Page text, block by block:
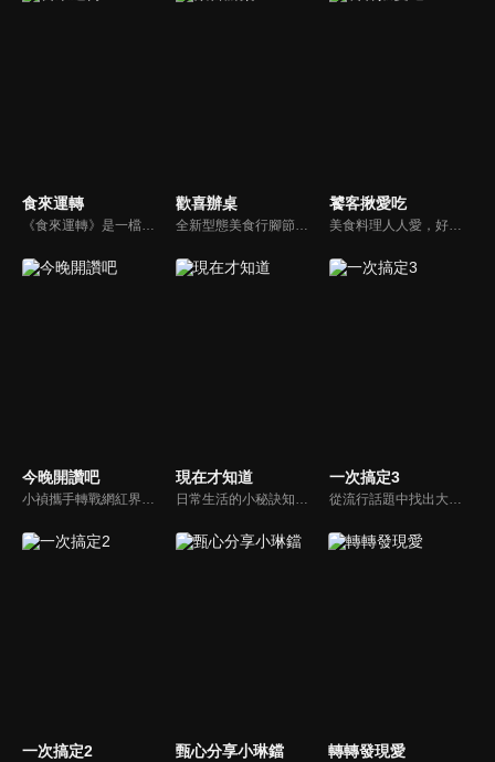
食來運轉
《食來運轉》是一檔有關美食的節目。節目恪守貼近生活、生動有趣的創作目標，以介紹美食為主題的表現形式，達到「美食娛樂生活」的目的；以輕鬆詼諧、生鮮獨特的藝術形式，結交八方廚藝精英、挖掘美食秘門絕技。五湖四海，美味珍饈，探求美食新境界，為觀眾提供活色生香的視聽文化盛宴。
歡喜辦桌
全新型態美食行腳節目，透過「歡喜冰箱」到各地蒐集愛心食材後，邀請鄉親朋友一起參與，傳達惜物愛物觀念，同時為各行各業勞動者煮食打氣，讓觀眾朋友們對於那些默默為台灣付出的人們，有更一層的認識及了解。
饕客揪愛吃
美食料理人人愛，好吃的東西就要與好朋友分享！3分鐘時間，帶您探索必吃好味道。
今晚開讚吧
小禎攜手轉戰網紅界獲好評的羅時豐主持綜藝節目《今晚開讚吧》，節目嘗試創新互動式節目，帶動討論時事及創新的議題，打破傳統的談話模式，進而更貼近網路群眾。
現在才知道
日常生活的小秘訣知多少？由理財專家賴憲政、美麗人妻季芹，用貼近民心的實際案例、最新時事的話題來分析研討，讓你了解生活中的理財消費、民生、旅遊等問題。
一次搞定3
從流行話題中找出大眾關心的、正在煩惱的問題，由台灣好媳婦佩甄與日本型男風田親身實驗，替觀眾解決生活的大小事，傳授生活密技讓你「一次搞定」！
一次搞定2 甄心分享小琳鐺 轉轉發現愛